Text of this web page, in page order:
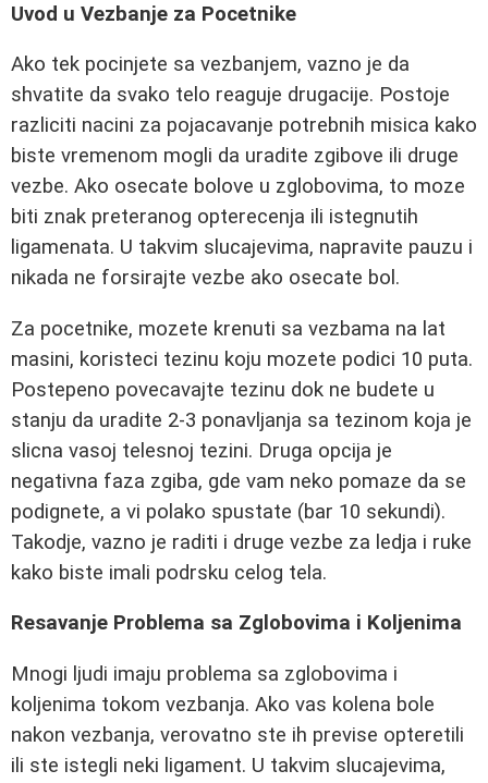
Uvod u Vezbanje za Pocetnike
Ako tek pocinjete sa vezbanjem, vazno je da
shvatite da svako telo reaguje drugacije. Postoje
razliciti nacini za pojacavanje potrebnih misica kako
biste vremenom mogli da uradite zgibove ili druge
vezbe. Ako osecate bolove u zglobovima, to moze
biti znak preteranog opterecenja ili istegnutih
ligamenata. U takvim slucajevima, napravite pauzu i
nikada ne forsirajte vezbe ako osecate bol.
Za pocetnike, mozete krenuti sa vezbama na lat
masini, koristeci tezinu koju mozete podici 10 puta.
Postepeno povecavajte tezinu dok ne budete u
stanju da uradite 2-3 ponavljanja sa tezinom koja je
slicna vasoj telesnoj tezini. Druga opcija je
negativna faza zgiba, gde vam neko pomaze da se
podignete, a vi polako spustate (bar 10 sekundi).
Takodje, vazno je raditi i druge vezbe za ledja i ruke
kako biste imali podrsku celog tela.
Resavanje Problema sa Zglobovima i Koljenima
Mnogi ljudi imaju problema sa zglobovima i
koljenima tokom vezbanja. Ako vas kolena bole
nakon vezbanja, verovatno ste ih previse opteretili
ili ste istegli neki ligament. U takvim slucajevima,